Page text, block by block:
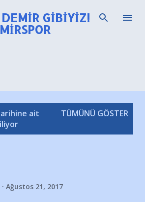
Ana içeriğe atlaGIBIYIZ!
ait
TÜMÜNÜ GÖSTER
Ağustos 21, 2017